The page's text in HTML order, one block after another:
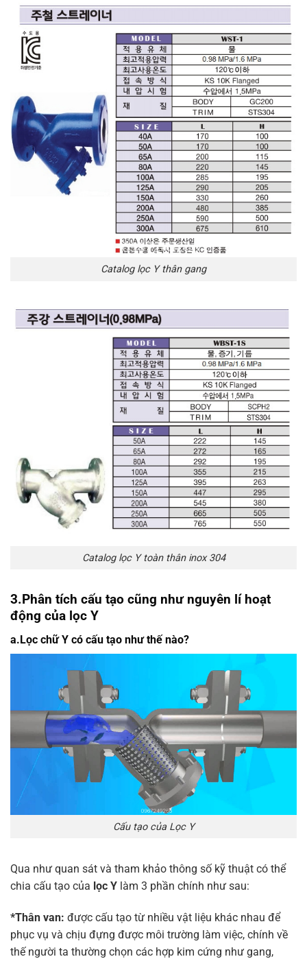
Catalog lọc Y thân gang
Catalog lọc Y toàn thân inox 304
3.Phân tích cấu tạo cũng như nguyên lí hoạt
động của lọc Y
a.Lọc chữ Y có cấu tạo như thế nào?
Cấu tạo của Lọc Y
Qua như quan sát và tham khảo thông số kỹ thuật có thể
chia cấu tạo của lọc Y làm 3 phần chính như sau:
*Thân van: được cấu tạo từ nhiều vật liệu khác nhau để
phục vụ và chịu đựng được môi trường làm việc, chính về
thế người ta thường chọn các hợp kim cứng như gang,